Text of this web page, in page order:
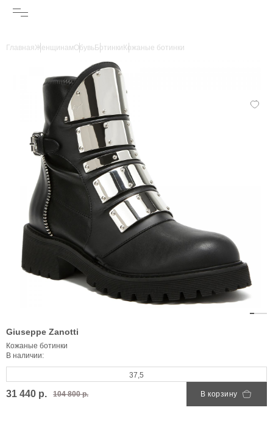
ГлавнаяЖенщинамОбувьБотинки Кожаные ботинки
Giuseppe Zanotti
Кожаные ботинки
В наличии:
37,5
31 440 р. 104 800 р. В корзину